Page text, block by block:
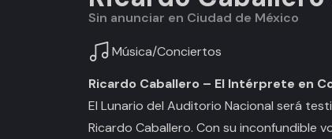
Sin anunciar en Ciudad de México
Música/Conciertos
Ricardo Caballero – El Intérprete en
El Lunario del Auditorio Nacional será
Ricardo Caballero. Con su inconfundible